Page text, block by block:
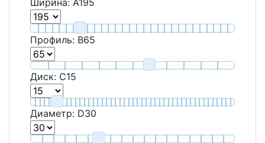
Ширина: A195
Профиль: B65
Диск: C15
Диаметр: D30